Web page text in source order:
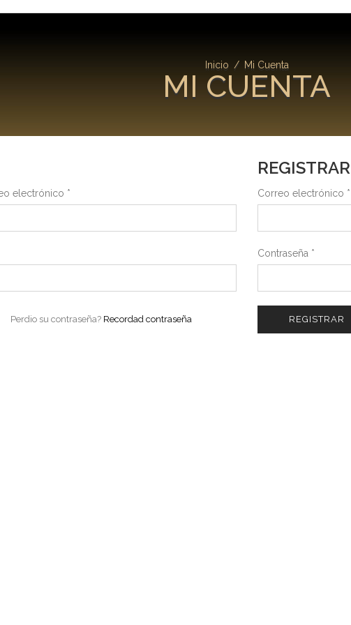
Inicio / Mi Cuenta
MI CUENTA
electrónico *
Perdio su contraseña? Recordad contraseña
REGISTRAR
Correo electrónico *
Contraseña *